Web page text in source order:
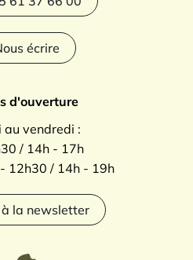
écrire
d'ouverture
au vendredi :
/ 14h - 17h
12h30 / 14h - 19h
la newsletter